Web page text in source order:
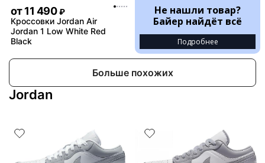
от11 490 ₽
Кроссовки Jordan Air
Jordan 1 Low White Red
Black
Не нашли товар?
Байер найдёт всё
Подробнее
Больше похожих
Jordan